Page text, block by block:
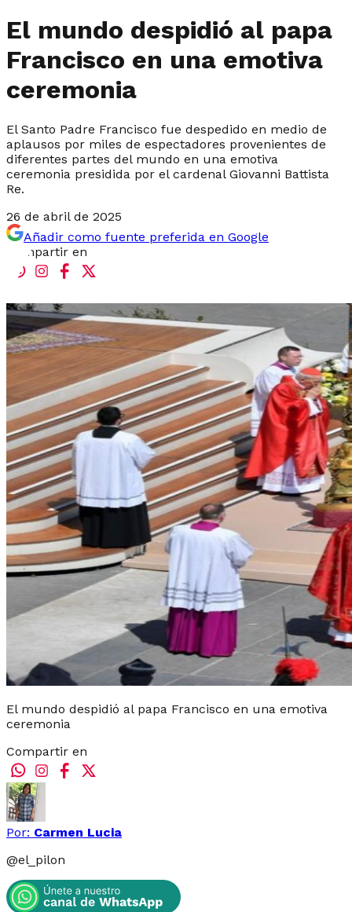
El mundo despidió al papa
Francisco en una emotiva
ceremonia
El Santo Padre Francisco fue despedido en medio de
aplausos por miles de espectadores provenientes de
diferentes partes del mundo en una emotiva
ceremonia presidida por el cardenal Giovanni Battista
Re.
26 de abril de 2025
Añadir como fuente preferida en Google
Compartir en
El mundo despidió al papa Francisco en una emotiva
ceremonia
Compartir en
Por: Carmen Lucia
@el_pilon